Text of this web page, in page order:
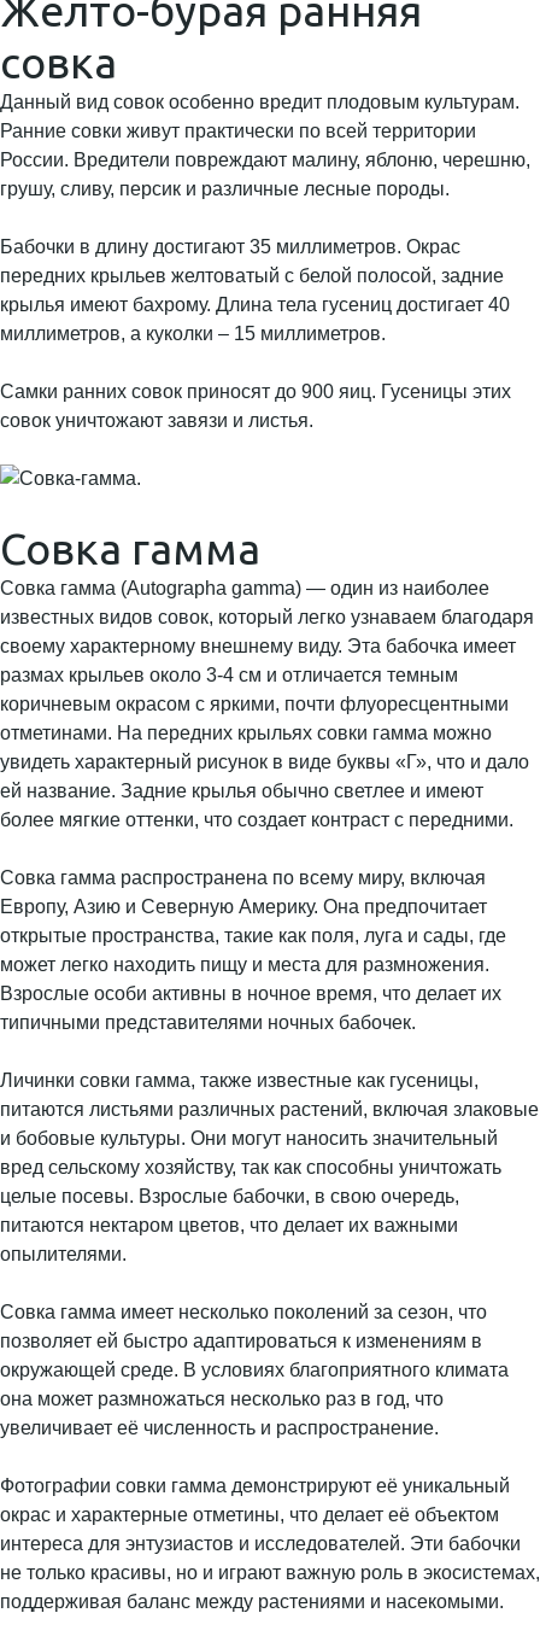
Желто-бурая ранняя
совка
Данный вид совок особенно вредит плодовым культурам.
Ранние совки живут практически по всей территории
России. Вредители повреждают малину, яблоню, черешню,
грушу, сливу, персик и различные лесные породы.
Бабочки в длину достигают 35 миллиметров. Окрас
передних крыльев желтоватый с белой полосой, задние
крылья имеют бахрому. Длина тела гусениц достигает 40
миллиметров, а куколки – 15 миллиметров.
Самки ранних совок приносят до 900 яиц. Гусеницы этих
совок уничтожают завязи и листья.
Совка гамма
Совка гамма (Autographa gamma) — один из наиболее
известных видов совок, который легко узнаваем благодаря
своему характерному внешнему виду. Эта бабочка имеет
размах крыльев около 3-4 см и отличается темным
коричневым окрасом с яркими, почти флуоресцентными
отметинами. На передних крыльях совки гамма можно
увидеть характерный рисунок в виде буквы «Г», что и дало
ей название. Задние крылья обычно светлее и имеют
более мягкие оттенки, что создает контраст с передними.
Совка гамма распространена по всему миру, включая
Европу, Азию и Северную Америку. Она предпочитает
открытые пространства, такие как поля, луга и сады, где
может легко находить пищу и места для размножения.
Взрослые особи активны в ночное время, что делает их
типичными представителями ночных бабочек.
Личинки совки гамма, также известные как гусеницы,
питаются листьями различных растений, включая злаковые
и бобовые культуры. Они могут наносить значительный
вред сельскому хозяйству, так как способны уничтожать
целые посевы. Взрослые бабочки, в свою очередь,
питаются нектаром цветов, что делает их важными
опылителями.
Совка гамма имеет несколько поколений за сезон, что
позволяет ей быстро адаптироваться к изменениям в
окружающей среде. В условиях благоприятного климата
она может размножаться несколько раз в год, что
увеличивает её численность и распространение.
Фотографии совки гамма демонстрируют её уникальный
окрас и характерные отметины, что делает её объектом
интереса для энтузиастов и исследователей. Эти бабочки
не только красивы, но и играют важную роль в экосистемах,
поддерживая баланс между растениями и насекомыми.